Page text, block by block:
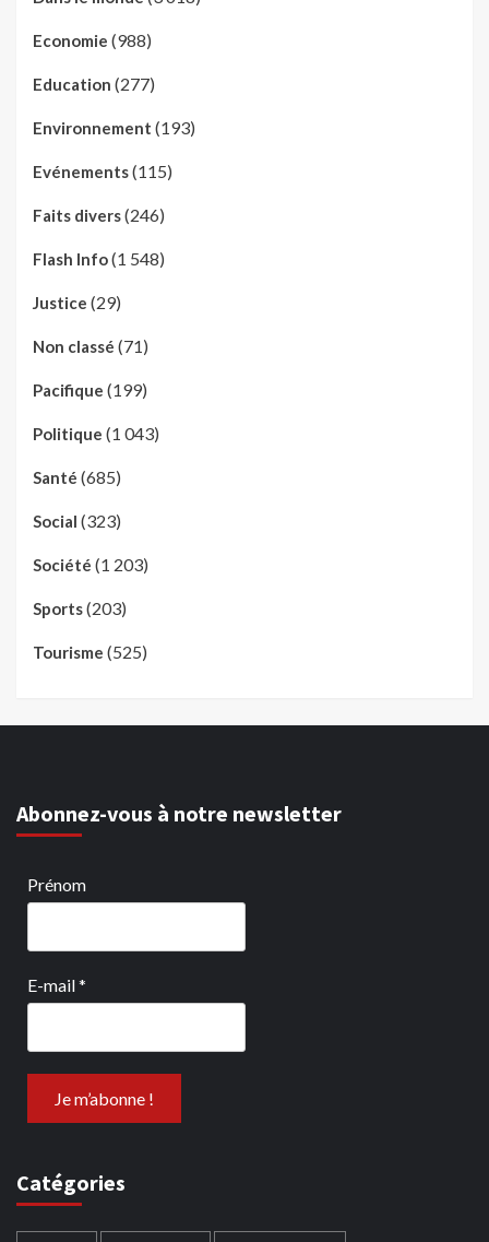
Economie (988)
Education (277)
Environnement (193)
Evénements(115)
Faits divers(246)
Flash Info(1 548)
Justice (29)
Non classé (71)
Pacifique (199)
Politique (1 043)
Santé (685)
Social (323)
Société (1 203)
Sports(203)
Tourisme (525)
Abonnez-vous à notre newsletter
Prénom
E-mail*
Catégories